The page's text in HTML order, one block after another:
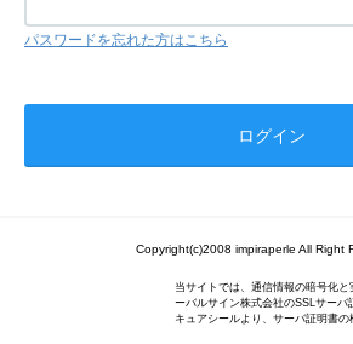
パスワードを忘れた方はこちら
Copyright(c)2008 impiraperle All Right
当サイトでは、通信情報の暗号化
ーバルサイン株式会社のSSLサーバ
キュアシールより、サーバ証明書の